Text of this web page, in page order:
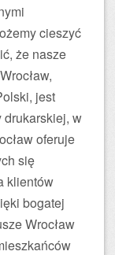
cieszyć
że nasze
jest
drukarskiej, w
oferuje
się
klientów
bogatej
Wrocław